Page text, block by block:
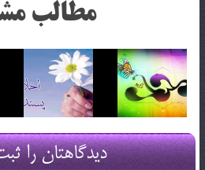
مطالب
دیدگاهتان را